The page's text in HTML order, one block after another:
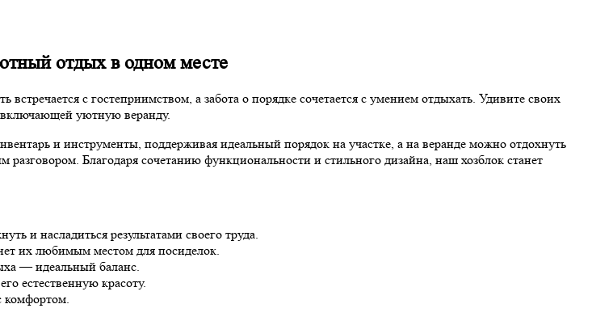
отдых в одном месте
с гостеприимством, а забота о порядке сочетается с умением отдыхать. Удивите своих
включающей уютную веранду.
и инструменты, поддерживая идеальный порядок на участке, а на веранде можно отдохнуть
Благодаря сочетанию функциональности и стильного дизайна, наш хозблок станет
и насладиться результатами своего труда.
их любимым местом для посиделок.
— идеальный баланс.
естественную красоту.
комфортом.